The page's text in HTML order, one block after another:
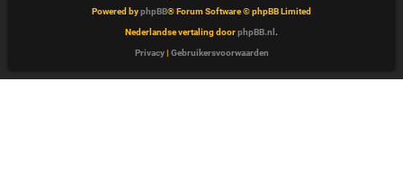
Powered byphpBB® Forum Software © phpBB Limited
Nederlandse vertaling doorphpBB.nl .
Privacy| Gebruikersvoorwaarden